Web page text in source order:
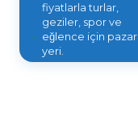
fiyatlarla turlar,
geziler, spor ve
eğlence için pazar
yeri.